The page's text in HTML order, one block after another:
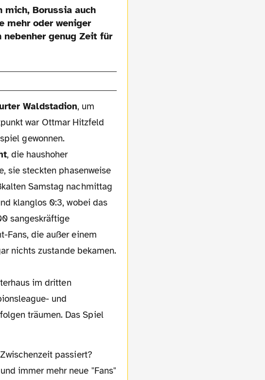
mich, Borussia auch
mehr oder weniger
genug Zeit für
Waldstadion, um
war Ottmar Hitzfeld
gewonnen.
, die haushoher
sie steckten phasenweise
Samstag nachmittag
klanglos 0:3, wobei das
sangeskräftige
Fans, die außer einem
nichts zustande bekamen.
im dritten
und
träumen. Das Spiel
passiert?
immer mehr neue "Fans"